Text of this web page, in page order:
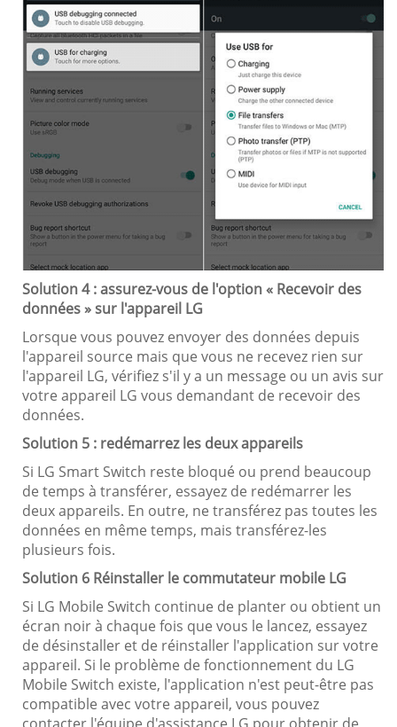
Solution 4 : assurez-vous de l'option « Recevoir des
données » sur l'appareil LG
Lorsque vous pouvez envoyer des données depuis
l'appareil source mais que vous ne recevez rien sur
l'appareil LG, vérifiez s'il y a un message ou un avis sur
votre appareil LG vous demandant de recevoir des
données.
Solution 5 : redémarrez les deux appareils
Si LG Smart Switch reste bloqué ou prend beaucoup
de temps à transférer, essayez de redémarrer les
deux appareils. En outre, ne transférez pas toutes les
données en même temps, mais transférez-les
plusieurs fois.
Solution 6 Réinstaller le commutateur mobile LG
Si LG Mobile Switch continue de planter ou obtient un
écran noir à chaque fois que vous le lancez, essayez
de désinstaller et de réinstaller l'application sur votre
appareil. Si le problème de fonctionnement du LG
Mobile Switch existe, l'application n'est peut-être pas
compatible avec votre appareil, vous pouvez